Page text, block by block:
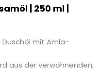
| 250 ml |
mit Amla-
aus der verwöhnenden,